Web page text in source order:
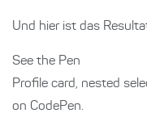
Und hier ist das
See the Pen
Profile card, nested
on CodePen.